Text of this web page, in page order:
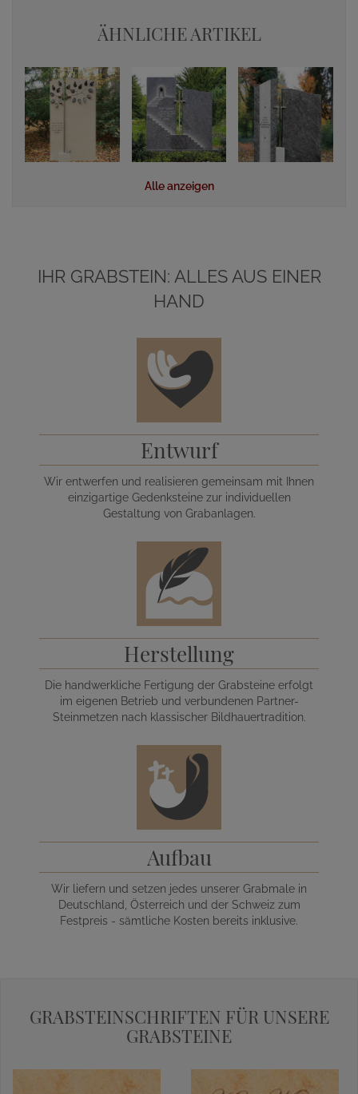
ÄHNLICHE ARTIKEL
Alle anzeigen
IHR GRABSTEIN: ALLES AUS EINER
HAND
Entwurf
Wir entwerfen und realisieren gemeinsam mit Ihnen
einzigartige Gedenksteine zur individuellen
Gestaltung von Grabanlagen.
Herstellung
Die handwerkliche Fertigung der Grabsteine erfolgt
im eigenen Betrieb und verbundenen Partner-
Steinmetzen nach klassischer Bildhauertradition.
Aufbau
Wir liefern und setzen jedes unserer Grabmale in
Deutschland, Österreich und der Schweiz zum
Festpreis - sämtliche Kosten bereits inklusive.
GRABSTEINSCHRIFTEN FÜR UNSERE
GRABSTEINE